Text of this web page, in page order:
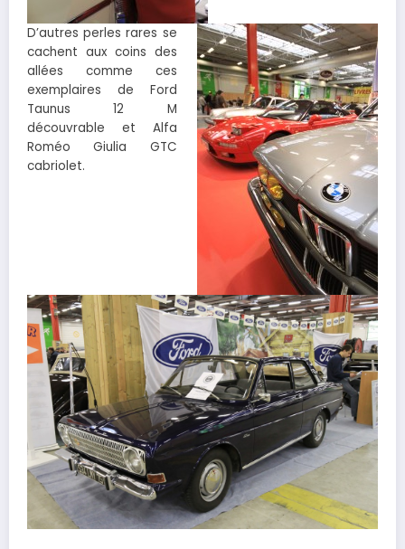
D’autres perles rares se
cachent aux coins des
allées comme ces
exemplaires de Ford
Taunus 12 M
découvrable et Alfa
Roméo Giulia GTC
cabriolet.